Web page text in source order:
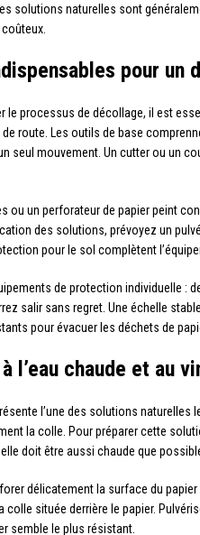
solutions naturelles sont
pour un
le processus de décollage, il est
route. Les outils de base
seul mouvement. Un cutter ou un
ou un perforateur de papier peint
des solutions, prévoyez un
pour le sol complètent
de protection individuelle
salir sans regret. Une échelle
pour évacuer les déchets de
l’eau chaude et au
l’une des solutions
la colle. Pour préparer cette
doit être aussi chaude que
délicatement la surface du
colle située derrière le papier.
semble le plus résistant.